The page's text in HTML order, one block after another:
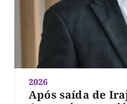
2026
Após saída de